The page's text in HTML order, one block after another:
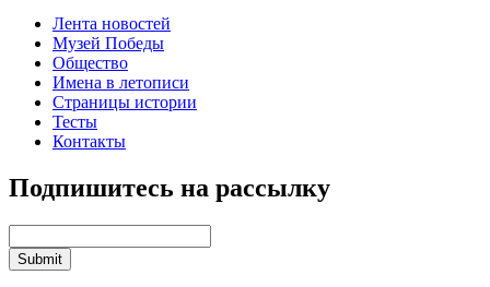
Лента новостей
Музей Победы
Общество
Имена в летописи
Страницы истории
Тесты
Контакты
Подпишитесь на рассылку